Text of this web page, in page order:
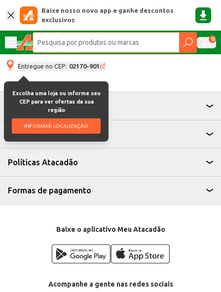
Baixe nosso novo app e ganhe descontos
exclusivos
0
Entregue no CEP: 02170-901
Escolha uma loja ou informe seu
CEP para ver ofertas da sua
região
INFORMAR LOCALIZAÇÃO
Atendimento
Institucional
Políticas Atacadão
Formas de pagamento
Baixe o aplicativo Meu Atacadão
Acompanhe a gente nas redes sociais